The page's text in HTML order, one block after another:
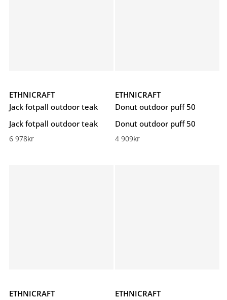
ETHNICRAFT
Jack fotpall outdoor teak
Jack fotpall outdoor teak
6 978kr
ETHNICRAFT
Donut outdoor puff 50
Donut outdoor puff 50
4 909kr
ETHNICRAFT
ETHNICRAFT